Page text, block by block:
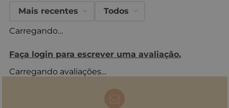
Carregando…
Faça login para escrever uma avaliação.
Mais recentes Todos
Carregando avaliações…